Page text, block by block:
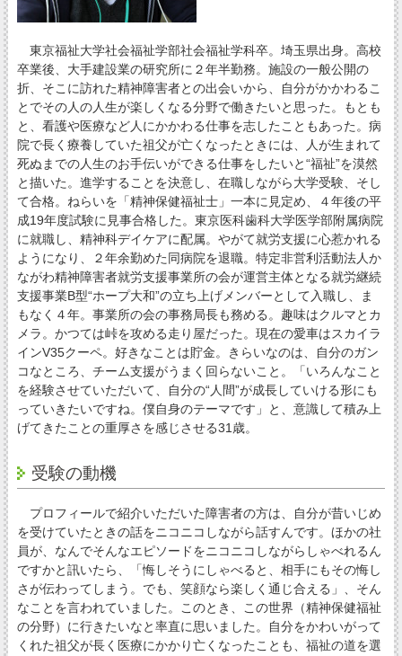
東京福祉大学社会福祉学部社会福祉学科卒。埼玉県出身。高校
卒業後、大手建設業の研究所に２年半勤務。施設の一般公開の
折、そこに訪れた精神障害者との出会いから、自分がかかわるこ
とでその人の人生が楽しくなる分野で働きたいと思った。もとも
と、看護や医療など人にかかわる仕事を志したこともあった。病
院で長く療養していた祖父が亡くなったときには、人が生まれて
死ぬまでの人生のお手伝いができる仕事をしたいと“福祉”を漠然
と描いた。進学することを決意し、在職しながら大学受験、そし
て合格。ねらいを「精神保健福祉士」一本に見定め、４年後の平
成19年度試験に見事合格した。東京医科歯科大学医学部附属病院
に就職し、精神科デイケアに配属。やがて就労支援に心惹かれる
ようになり、２年余勤めた同病院を退職。特定非営利活動法人か
ながわ精神障害者就労支援事業所の会が運営主体となる就労継続
支援事業B型“ホープ大和”の立ち上げメンバーとして入職し、ま
もなく４年。事業所の会の事務局長も務める。趣味はクルマとカ
メラ。かつては峠を攻める走り屋だった。現在の愛車はスカイラ
インV35クーペ。好きなことは貯金。きらいなのは、自分のガン
コなところ、チーム支援がうまく回らないこと。「いろんなこと
を経験させていただいて、自分の“人間”が成長していける形にも
っていきたいですね。僕自身のテーマです」と、意識して積み上
げてきたことの重厚さを感じさせる31歳。
受験の動機
プロフィールで紹介いただいた障害者の方は、自分が昔いじめ
を受けていたときの話をニコニコしながら話すんです。ほかの社
員が、なんでそんなエピソードをニコニコしながらしゃべれるん
ですかと訊いたら、「悔しそうにしゃべると、相手にもその悔し
さが伝わってしまう。でも、笑顔なら楽しく通じ合える」、そん
なことを言われていました。このとき、この世界（精神保健福祉
の分野）に行きたいなと率直に思いました。自分をかわいがって
くれた祖父が長く医療にかかり亡くなったことも、福祉の道を選